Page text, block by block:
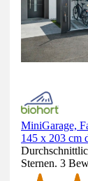
MiniGarage,
145 x 203 cm
Sternen. 3